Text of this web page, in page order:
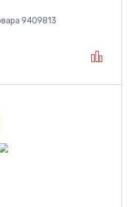
9409813